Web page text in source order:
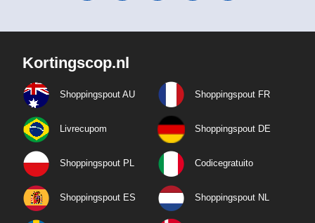
Kortingscop.nl
Shoppingspout AU Shoppingspout FR
Livrecupom Shoppingspout DE
Shoppingspout PL Codicegratuito
Shoppingspout ES Shoppingspout NL